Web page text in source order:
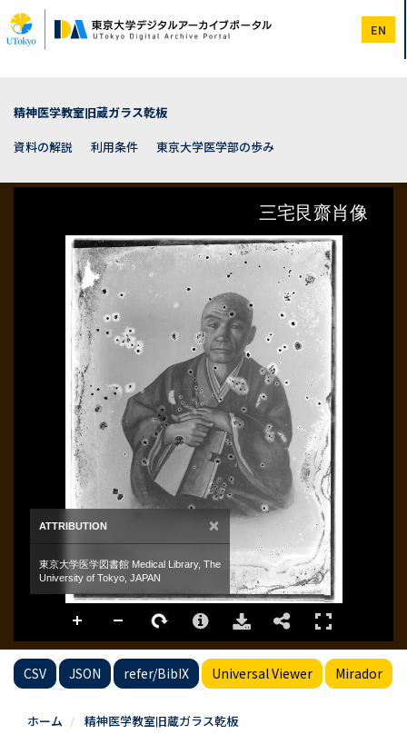
イ
ン
EN
精神医学教室旧蔵ガラス乾板
資料の解説
利用条件 東京大学医学部の歩み
CSV JSON refer/BibIX Universal Viewer Mirador
ホーム 精神医学教室旧蔵ガラス乾板